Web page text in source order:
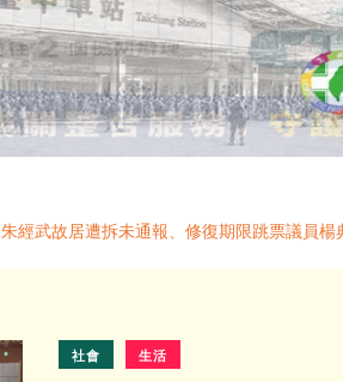
朱經武故居遭拆未通報、修復期限跳票議員
社會 生活